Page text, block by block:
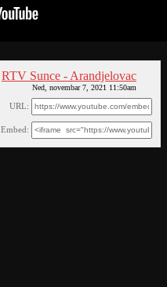
RTV Sunce - Arandjelovac
Ned, novembar 7, 2021 11:50am
URL:
Embed: